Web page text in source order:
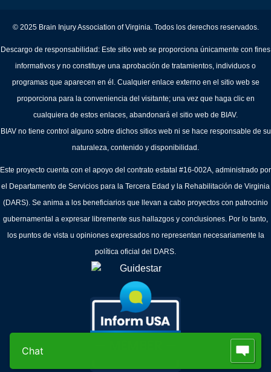
© 2025 Brain Injury Association of Virginia. Todos los derechos reservados.
Descargo de responsabilidad: Este sitio web se proporciona únicamente con fines
informativos y no constituye una aprobación de tratamientos, individuos o
programas que aparecen en él. Cualquier enlace externo en el sitio web se
proporciona para la conveniencia del visitante; una vez que haga clic en
cualquiera de estos enlaces, abandonará el sitio web de BIAV.
BIAV no tiene control alguno sobre dichos sitios web ni se hace responsable de su
naturaleza, contenido y disponibilidad.
Este proyecto cuenta con el apoyo del contrato estatal #16-002A, administrado por
el Departamento de Servicios para la Tercera Edad y la Rehabilitación de Virginia
(DARS). Se anima a los beneficiarios que llevan a cabo proyectos con patrocinio
gubernamental a expresar libremente sus hallazgos y conclusiones. Por lo tanto,
los puntos de vista u opiniones expresados no representan necesariamente la
política oficial del DARS.
Chat